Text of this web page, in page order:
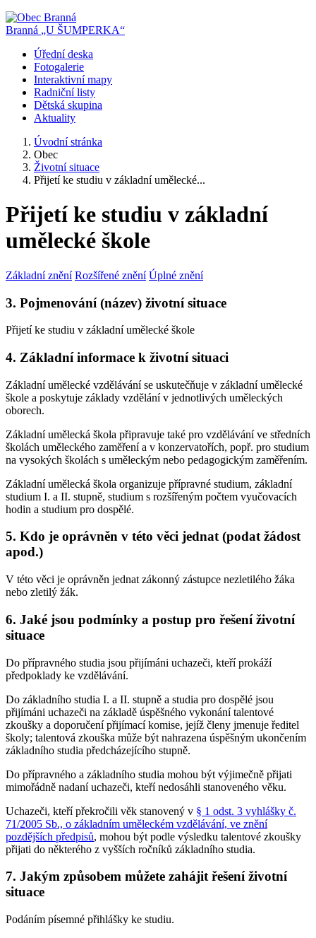
Branná „U ŠUMPERKA“
Úřední deska
Fotogalerie
Interaktivní mapy
Radniční listy
Dětská skupina
Aktuality
Úvodní stránka
Obec
Životní situace
Přijetí ke studiu v základní umělecké...
Přijetí ke studiu v základní
umělecké škole
Základní znění Rozšířené znění Úplné znění
3. Pojmenování (název) životní situace
Přijetí ke studiu v základní umělecké škole
4. Základní informace k životní situaci
Základní umělecké vzdělávání se uskutečňuje v základní umělecké
škole a poskytuje základy vzdělání v jednotlivých uměleckých
oborech.
Základní umělecká škola připravuje také pro vzdělávání ve středních
školách uměleckého zaměření a v konzervatořích, popř. pro studium
na vysokých školách s uměleckým nebo pedagogickým zaměřením.
Základní umělecká škola organizuje přípravné studium, základní
studium I. a II. stupně, studium s rozšířeným počtem vyučovacích
hodin a studium pro dospělé.
5. Kdo je oprávněn v této věci jednat (podat žádost
apod.)
V této věci je oprávněn jednat zákonný zástupce nezletilého žáka
nebo zletilý žák.
6. Jaké jsou podmínky a postup pro řešení životní
situace
Do přípravného studia jsou přijímáni uchazeči, kteří prokáží
předpoklady ke vzdělávání.
Do základního studia I. a II. stupně a studia pro dospělé jsou
přijímáni uchazeči na základě úspěšného vykonání talentové
zkoušky a doporučení přijímací komise, jejíž členy jmenuje ředitel
školy; talentová zkouška může být nahrazena úspěšným ukončením
základního studia předcházejícího stupně.
Do přípravného a základního studia mohou být výjimečně přijati
mimořádně nadaní uchazeči, kteří nedosáhli stanoveného věku.
Uchazeči, kteří překročili věk stanovený v § 1 odst. 3 vyhlášky č.
71/2005 Sb., o základním uměleckém vzdělávání, ve znění
pozdějších předpisů, mohou být podle výsledku talentové zkoušky
přijati do některého z vyšších ročníků základního studia.
7. Jakým způsobem můžete zahájit řešení životní
situace
Podáním písemné přihlášky ke studiu.